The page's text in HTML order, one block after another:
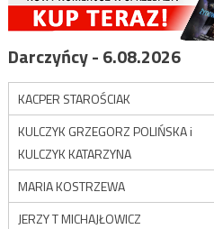
Darczyńcy - 6.08.2026
KACPER STAROŚCIAK
KULCZYK GRZEGORZ POLIŃSKA i
KULCZYK KATARZYNA
MARIA KOSTRZEWA
JERZY T MICHAJŁOWICZ